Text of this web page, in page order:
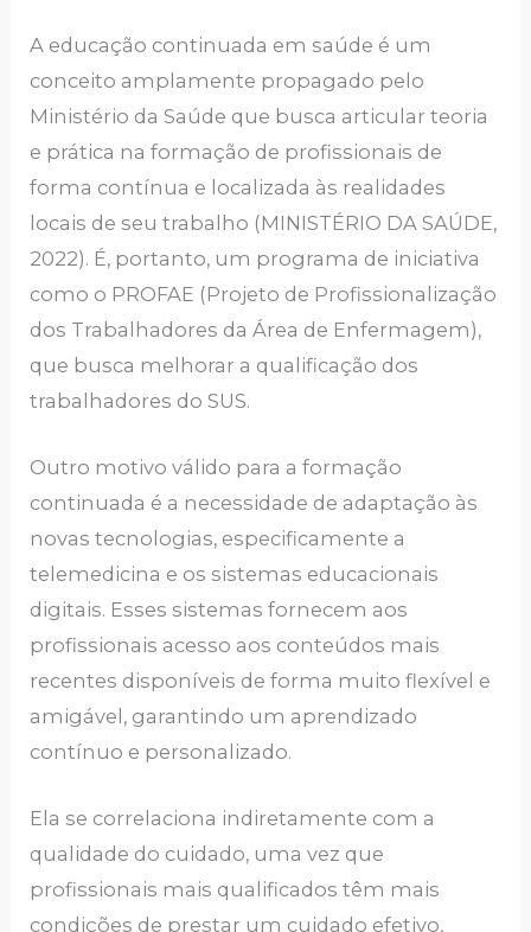
A educação continuada em saúde é um
conceito amplamente propagado pelo
Ministério da Saúde que busca articular teoria
e prática na formação de profissionais de
forma contínua e localizada às realidades
locais de seu trabalho (MINISTÉRIO DA SAÚDE,
2022). É, portanto, um programa de iniciativa
como o PROFAE (Projeto de Profissionalização
dos Trabalhadores da Área de Enfermagem),
que busca melhorar a qualificação dos
trabalhadores do SUS.
Outro motivo válido para a formação
continuada é a necessidade de adaptação às
novas tecnologias, especificamente a
telemedicina e os sistemas educacionais
digitais. Esses sistemas fornecem aos
profissionais acesso aos conteúdos mais
recentes disponíveis de forma muito flexível e
amigável, garantindo um aprendizado
contínuo e personalizado.
Ela se correlaciona indiretamente com a
qualidade do cuidado, uma vez que
profissionais mais qualificados têm mais
condições de prestar um cuidado efetivo,